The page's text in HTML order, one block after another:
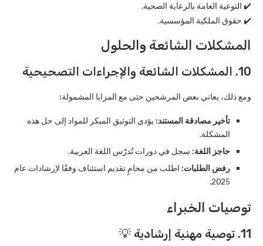
✔️ التوعية العامة بالرعاية الصحية.
✔️ حقوق الملكية المؤسسية.
المشكلات الشائعة والحلول
10. المشكلات الشائعة والإجراءات التصحيحية
ومع ذلك، يعاني بعض المرشحين حتى مع المزايا المشمولة:
تأخير مصادقة المستند: يؤدي التوثيق المبكر للمواد إلى حل هذه
المشكلة.
حاجز اللغة: سجل في دورات تُدرّس اللغة العربية.
رفض الطلبات: اطلب من محامٍ تقديم استئناف وفقًا لإرشادات عام
2025.
توصيات الخبراء
11. توصية مهنية إرشادية 💡